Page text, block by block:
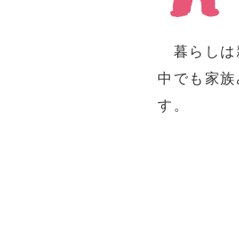
暮らしは
中でも家
す。